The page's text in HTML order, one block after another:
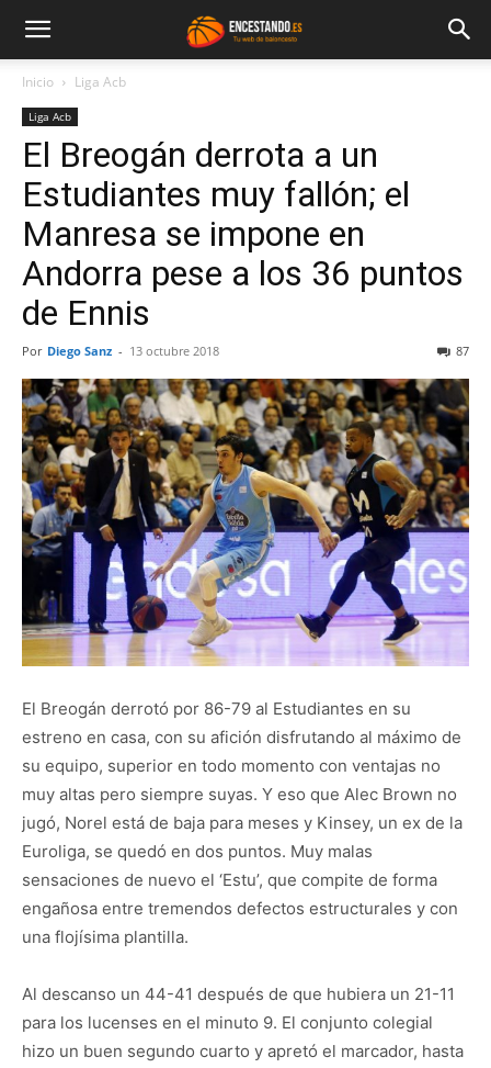
Inicio Liga Acb
Liga Acb
El Breogán derrota a un
Estudiantes muy fallón; el
Manresa se impone en
Andorra pese a los 36 puntos
de Ennis
Por Diego Sanz - 13 octubre 2018 87
El Breogán derrotó por 86-79 al Estudiantes en su
estreno en casa, con su afición disfrutando al máximo de
su equipo, superior en todo momento con ventajas no
muy altas pero siempre suyas. Y eso que Alec Brown no
jugó, Norel está de baja para meses y Kinsey, un ex de la
Euroliga, se quedó en dos puntos. Muy malas
sensaciones de nuevo el ‘Estu’, que compite de forma
engañosa entre tremendos defectos estructurales y con
una flojísima plantilla.
Al descanso un 44-41 después de que hubiera un 21-11
para los lucenses en el minuto 9. El conjunto colegial
hizo un buen segundo cuarto y apretó el marcador, hasta